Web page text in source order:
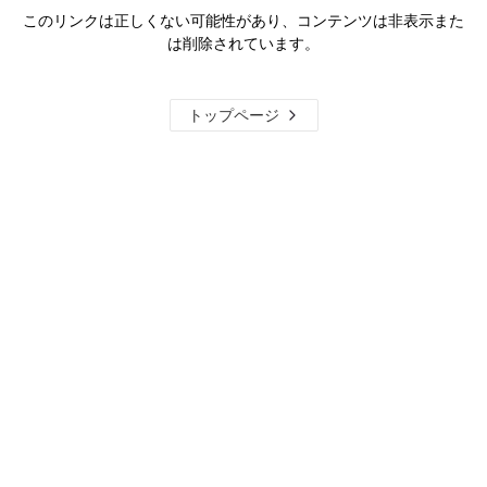
このリンクは正しくない可能性があり、コンテンツは非表示また
は削除されています。
トップページ